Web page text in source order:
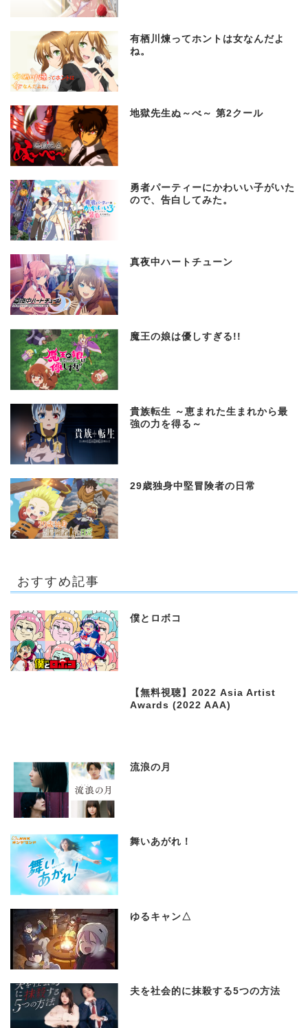
有栖川煉ってホントは女なんだよ
ね。
地獄先生ぬ～べ～ 第2クール
勇者パーティーにかわいい子がいた
ので、告白してみた。
真夜中ハートチューン
魔王の娘は優しすぎる!!
貴族転生 ～恵まれた生まれから最
強の力を得る～
29歳独身中堅冒険者の日常
おすすめ記事
僕とロボコ
【無料視聴】2022 Asia Artist
Awards (2022 AAA)
流浪の月
舞いあがれ！
ゆるキャン△
夫を社会的に抹殺する5つの方法